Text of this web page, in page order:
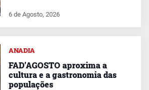
6 de Agosto, 2026
ANADIA
FAD’AGOSTO aproxima a
cultura e a gastronomia das
populações